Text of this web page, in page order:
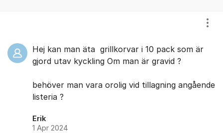
Hej kan man äta grillkorvar i 10 pack som är
gjord utav kyckling Om man är gravid ?
behöver man vara orolig vid tillagning angående
listeria ?
Erik
1 Apr 2024